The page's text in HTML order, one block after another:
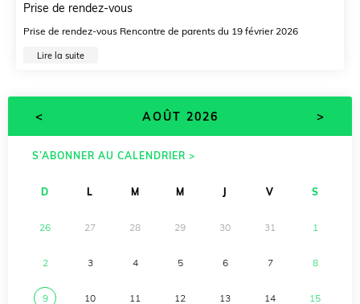
Prise de rendez-vous
Prise de rendez-vous Rencontre de parents du 19 février 2026
Lire la suite
< AOÛT 2026 >
S’ABONNER AU CALENDRIER >
D L M M V S
26 27 28 29 30 31 1
2 3 4 5 6 7 8
9 10 11 12 13 14 15